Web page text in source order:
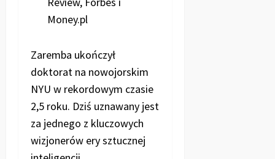
Money.pl
Zaremba ukończył
doktorat na nowojorskim
NYU w rekordowym czasie
2,5 roku. Dziś uznawany jest
za jednego z kluczowych
wizjonerów ery sztucznej